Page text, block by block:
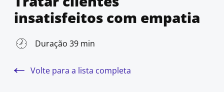
insatisfeitos com empatia
Duração 39 min
Volte para a lista completa